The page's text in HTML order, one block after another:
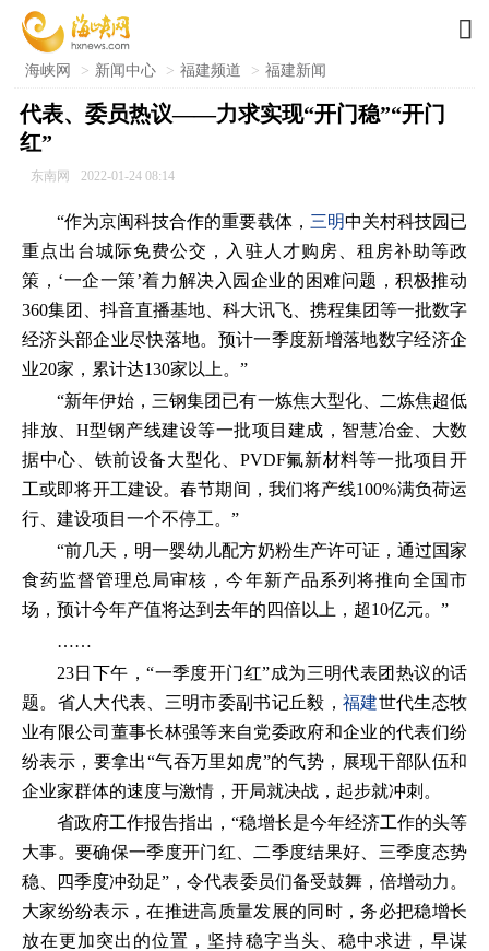

海峡网 > 新闻中心 > 福建频道 > 福建新闻
代表、委员热议——力求实现“开门稳”“开门
红”
东南网 2022-01-24 08:14
“作为京闽科技合作的重要载体， 三明中关村科技园已
重点出台城际免费公交，入驻人才购房、租房补助等政
策，‘一企一策’着力解决入园企业的困难问题，积极推动
360集团、抖音直播基地、科大讯飞、携程集团等一批数字
经济头部企业尽快落地。预计一季度新增落地数字经济企
业20家，累计达130家以上。”
“新年伊始，三钢集团已有一炼焦大型化、二炼焦超低
排放、H型钢产线建设等一批项目建成，智慧冶金、大数
据中心、铁前设备大型化、PVDF氟新材料等一批项目开
工或即将开工建设。春节期间，我们将产线100%满负荷运
行、建设项目一个不停工。”
“前几天，明一婴幼儿配方奶粉生产许可证，通过国家
食药监督管理总局审核，今年新产品系列将推向全国市
场，预计今年产值将达到去年的四倍以上，超10亿元。”
……
23日下午，“一季度开门红”成为三明代表团热议的话
题。省人大代表、三明市委副书记丘毅， 福建世代生态牧
业有限公司董事长林强等来自党委政府和企业的代表们纷
纷表示，要拿出“气吞万里如虎”的气势，展现干部队伍和
企业家群体的速度与激情，开局就决战，起步就冲刺。
省政府工作报告指出，“稳增长是今年经济工作的头等
大事。要确保一季度开门红、二季度结果好、三季度态势
稳、四季度冲劲足”，令代表委员们备受鼓舞，倍增动力。
大家纷纷表示，在推进高质量发展的同时，务必把稳增长
放在更加突出的位置，坚持稳字当头、稳中求进，早谋